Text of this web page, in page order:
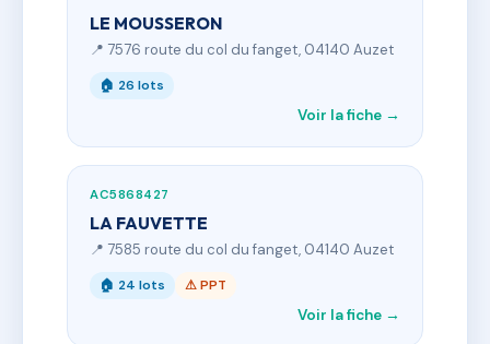
LE MOUSSERON
📍 7576 route du col du fanget, 04140 Auzet
🏠 26 lots
Voir la fiche →
AC5868427
LA FAUVETTE
📍 7585 route du col du fanget, 04140 Auzet
🏠 24 lots ⚠ PPT
Voir la fiche →